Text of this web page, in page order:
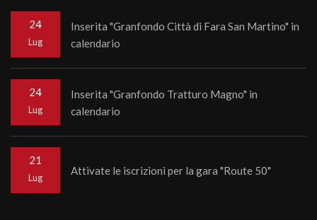
24
Lug
Inserita "Granfondo Città di Fara San Martino" in
calendario
24
Lug
Inserita "Granfondo Tratturo Magno" in
calendario
21
Lug
Attivate le iscrizioni per la gara "Route 50"